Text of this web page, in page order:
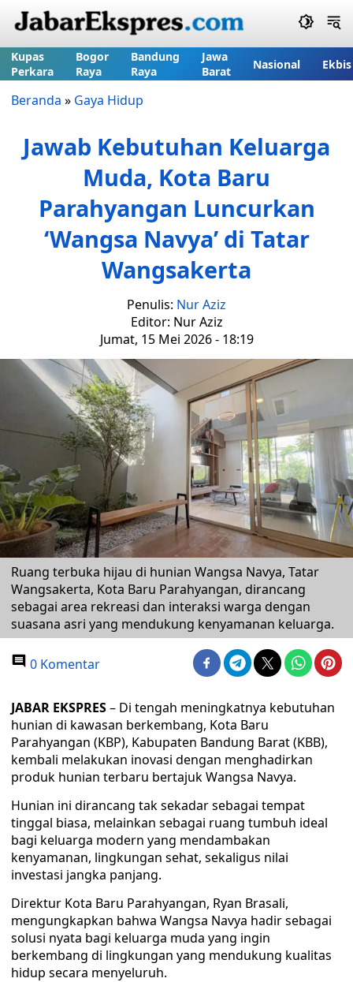
Kupas
Perkara
Bogor
Raya
Bandung
Raya
Jawa
Barat
Nasional Ekbis
Beranda » Gaya Hidup
Jawab Kebutuhan Keluarga
Muda, Kota Baru
Parahyangan Luncurkan
‘Wangsa Navya’ di Tatar
Wangsakerta
Penulis: Nur Aziz
Editor: Nur Aziz
Jumat, 15 Mei 2026 - 18:19
Ruang terbuka hijau di hunian Wangsa Navya, Tatar
Wangsakerta, Kota Baru Parahyangan, dirancang
sebagai area rekreasi dan interaksi warga dengan
suasana asri yang mendukung kenyamanan keluarga.
0 Komentar
JABAR EKSPRES– Di tengah meningkatnya kebutuhan
hunian di kawasan berkembang, Kota Baru
Parahyangan (KBP), Kabupaten Bandung Barat (KBB),
kembali melakukan inovasi dengan menghadirkan
produk hunian terbaru bertajuk Wangsa Navya.
Hunian ini dirancang tak sekadar sebagai tempat
tinggal biasa, melainkan sebagai ruang tumbuh ideal
bagi keluarga modern yang mendambakan
kenyamanan, lingkungan sehat, sekaligus nilai
investasi jangka panjang.
Direktur Kota Baru Parahyangan, Ryan Brasali,
mengungkapkan bahwa Wangsa Navya hadir sebagai
solusi nyata bagi keluarga muda yang ingin
berkembang di lingkungan yang mendukung kualitas
hidup secara menyeluruh.